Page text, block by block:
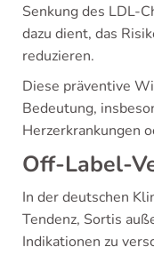
Senkung des LDL-
dazu dient, das
reduzieren.
Diese präventive
Bedeutung,
Herzerkrankungen
Off-Label-
In der deutschen
Tendenz, Sortis
Indikationen zu